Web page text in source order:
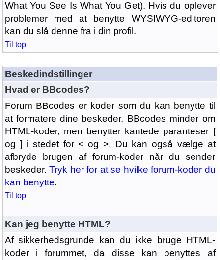
What You See Is What You Get). Hvis du oplever
problemer med at benytte WYSIWYG-editoren
kan du slå denne fra i din profil.
Til top
Beskedindstillinger
Hvad er BBcodes?
Forum BBcodes er koder som du kan benytte til
at formatere dine beskeder. BBcodes minder om
HTML-koder, men benytter kantede paranteser [
og ] i stedet for < og >. Du kan også vælge at
afbryde brugen af forum-koder når du sender
beskeder. Tryk her for at se hvilke forum-koder du
kan benytte.
Til top
Kan jeg benytte HTML?
Af sikkerhedsgrunde kan du ikke bruge HTML-
koder i forummet, da disse kan benyttes af